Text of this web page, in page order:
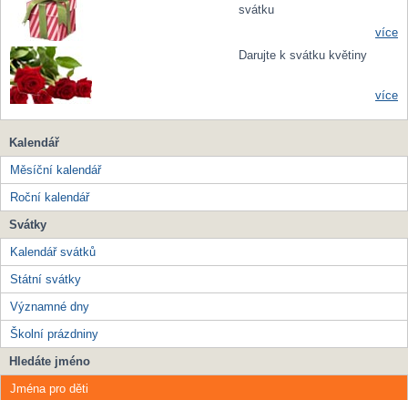
svátku
více
Darujte k svátku květiny
více
Kalendář
Měsíční kalendář
Roční kalendář
Svátky
Kalendář svátků
Státní svátky
Významné dny
Školní prázdniny
Hledáte jméno
Jména pro děti